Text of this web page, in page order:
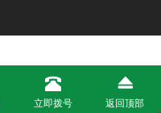
立即拨号 返回顶部